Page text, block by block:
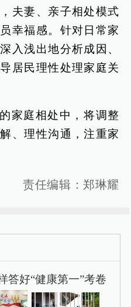
夫妻、亲子相处模式
幸福感。针对日常家
入浅出地分析成因、
居民理性处理家庭关
家庭相处中，将调整
、理性沟通，注重家
责任编辑：郑琳耀
答好“健康第一”考卷